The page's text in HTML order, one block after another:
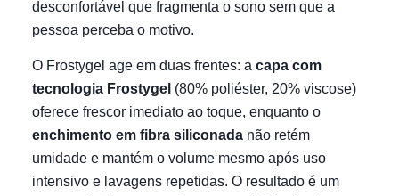
desconfortável que fragmenta o sono sem que a
pessoa perceba o motivo.
O Frostygel age em duas frentes: a capa com
tecnologia Frostygel (80% poliéster, 20% viscose)
oferece frescor imediato ao toque, enquanto o
enchimento em fibra siliconada não retém
umidade e mantém o volume mesmo após uso
intensivo e lavagens repetidas. O resultado é um